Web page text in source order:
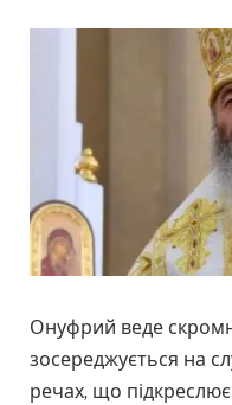
Онуфрий веде
зосереджується на
речах, що підкреслює